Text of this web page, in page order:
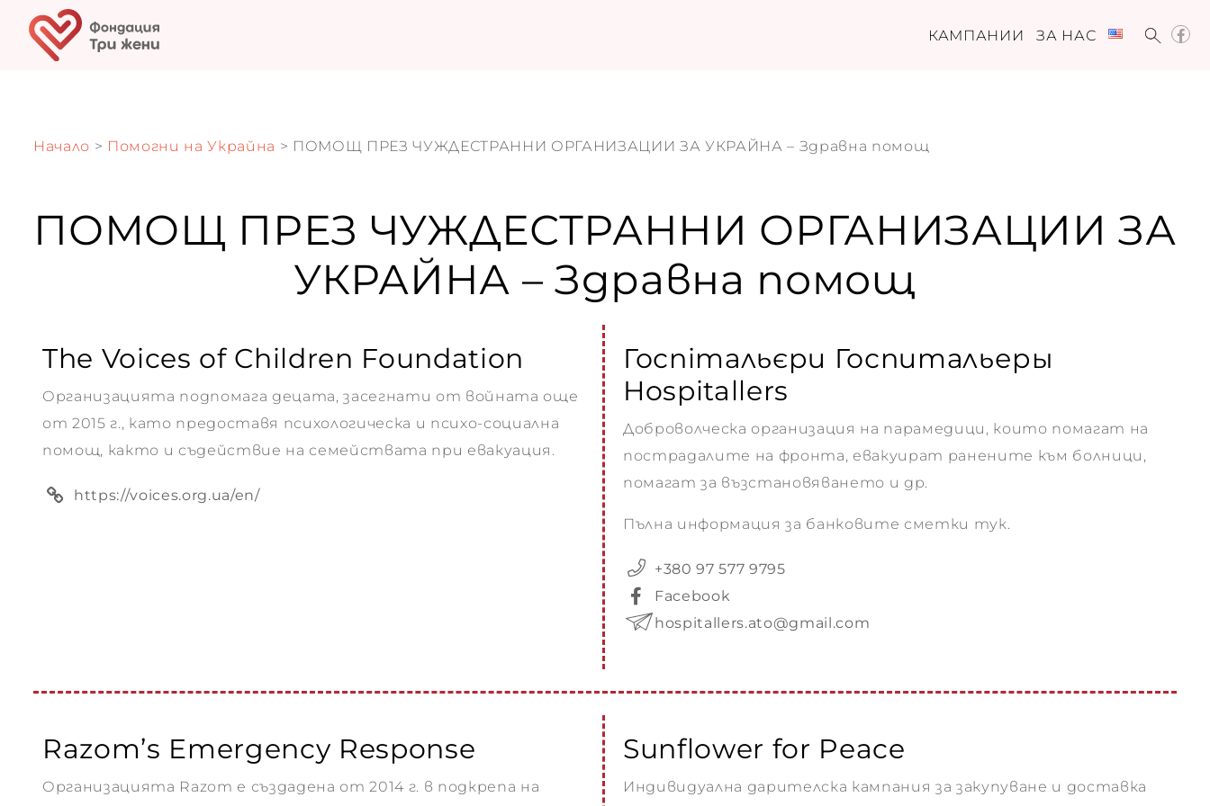
КАМПАНИИ ЗА НАС
Начало > Помогни на Украйна > ПОМОЩ ПРЕЗ ЧУЖДЕСТРАННИ ОРГАНИЗАЦИИ ЗА УКРАЙНА – Здравна помощ
ПОМОЩ ПРЕЗ ЧУЖДЕСТРАННИ ОРГАНИЗАЦИИ ЗА
УКРАЙНА – Здравна помощ
The Voices of Children Foundation
Организацията подпомага децата, засегнати от войната още
от 2015 г., като предоставя психологическа и психо-социална
помощ, както и съдействие на семействата при евакуация.
https://voices.org.ua/en/
Госпітальєри Госпитальеры
Hospitallers
Доброволческа организация на парамедици, които помагат на
пострадалите на фронта, евакуират ранените към болници,
помагат за възстановяването и др.
Пълна информация за банковите сметки тук.
+380 97 577 9795
Facebook
hospitallers.ato@gmail.com
Razom’s Emergency Response
Организацията Razom е създадена от 2014 г. в подкрепа на
Sunflower for Peace
Индивидуална дарителска кампания за закупуване и доставка